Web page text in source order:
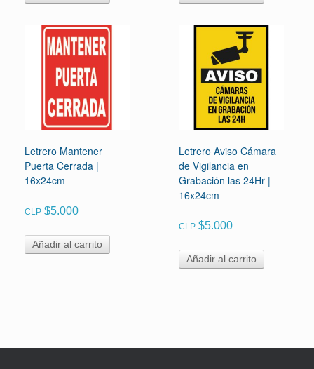
Letrero Mantener
Puerta Cerrada |
16x24cm
CLP $5.000
Añadir al carrito
Letrero Aviso Cámara
de Vigilancia en
Grabación las 24Hr |
16x24cm
CLP $5.000
Añadir al carrito